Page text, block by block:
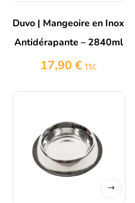
Duvo | Mangeoire en Inox
Antidérapante – 2840ml
17,90€ ttc